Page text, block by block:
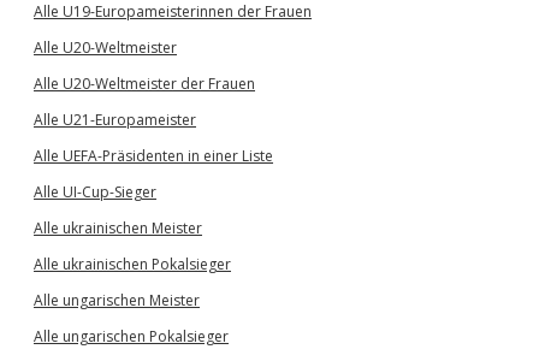
Alle U19-Europameisterinnen der Frauen
Alle U20-Weltmeister
Alle U20-Weltmeister der Frauen
Alle U21-Europameister
Alle UEFA-Präsidenten in einer Liste
Alle UI-Cup-Sieger
Alle ukrainischen Meister
Alle ukrainischen Pokalsieger
Alle ungarischen Meister
Alle ungarischen Pokalsieger